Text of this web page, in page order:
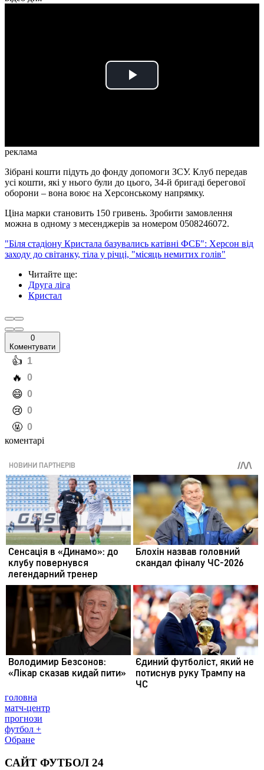
Play
реклама
Зібрані кошти підуть до фонду допомоги ЗСУ. Клуб передав
усі кошти, які у нього були до цього, 34-й бригаді берегової
оборони – вона воює на Херсонському напрямку.
Ціна марки становить 150 гривень. Зробити замовлення
можна в одному з месенджерів за номером 0508246072.
"Біля стадіону Кристала базувались катівні ФСБ": Херсон від
заходу до світанку, тіла у річці, "місяць немитих голів"
Читайте ще:
Друга ліга
Кристал
0
Коментувати
️👍 1
️🔥 0
️😄 0
️😢 0
️🤬 0
коментарі
головна
матч-центр
прогнози
футбол +
Обране
САЙТ ФУТБОЛ 24